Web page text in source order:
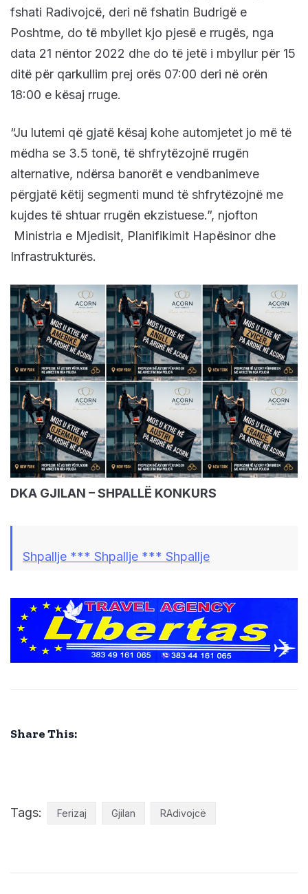
fshati Radivojcë, deri në fshatin Budrigë e
Poshtme, do të mbyllet kjo pjesë e rrugës, nga
data 21 nëntor 2022 dhe do të jetë i mbyllur për 15
ditë për qarkullim prej orës 07:00 deri në orën
18:00 e kësaj rruge.
“Ju lutemi që gjatë kësaj kohe automjetet jo më të
mëdha se 3.5 tonë, të shfrytëzojnë rrugën
alternative, ndërsa banorët e vendbanimeve
përgjatë këtij segmenti mund të shfrytëzojnë me
kujdes të shtuar rrugën ekzistuese.”, njofton
Ministria e Mjedisit, Planifikimit Hapësinor dhe
Infrastrukturës.
DKA GJILAN – SHPALLË KONKURS
Shpallje *** Shpallje *** Shpallje
Share This:
Tags: Ferizaj Gjilan RAdivojcë